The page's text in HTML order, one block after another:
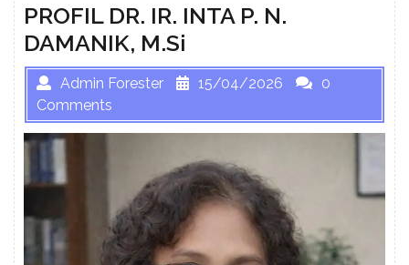
PROFIL DR. IR. INTA P. N.
DAMANIK, M.Si
Admin Forester 15/04/2026
0
Comments